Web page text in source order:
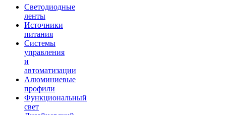
Светодиодные
ленты
Источники
питания
Системы
управления
и
автоматизации
Алюминиевые
профили
Функциональный
свет